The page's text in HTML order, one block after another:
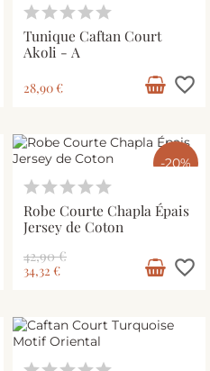
Tunique Caftan Court
Akoli - A
28,90 € favorite_border
-20%
Robe Courte Chapla Épais
Jersey de Coton
42,90 €
34,32 € favorite_border